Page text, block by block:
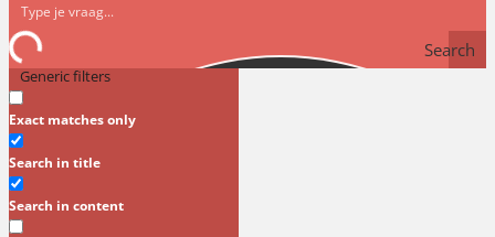
Search
Generic filters
Exact matches only
Search in title
Search in content